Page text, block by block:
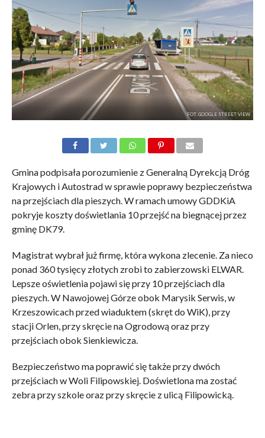
FOT. GOOGLE STREET VIEW
Gmina podpisała porozumienie z Generalną Dyrekcją Dróg
Krajowych i Autostrad w sprawie poprawy bezpieczeństwa
na przejściach dla pieszych. W ramach umowy GDDKiA
pokryje koszty doświetlania 10 przejść na biegnącej przez
gminę DK79.
Magistrat wybrał już firmę, która wykona zlecenie. Za nieco
ponad 360 tysięcy złotych zrobi to zabierzowski ELWAR.
Lepsze oświetlenia pojawi się przy 10 przejściach dla
pieszych. W Nawojowej Górze obok Marysik Serwis, w
Krzeszowicach przed wiaduktem (skręt do WiK), przy
stacji Orlen, przy skręcie na Ogrodową oraz przy
przejściach obok Sienkiewicza.
Bezpieczeństwo ma poprawić się także przy dwóch
przejściach w Woli Filipowskiej. Doświetlona ma zostać
zebra przy szkole oraz przy skręcie z ulicą Filipowicką.